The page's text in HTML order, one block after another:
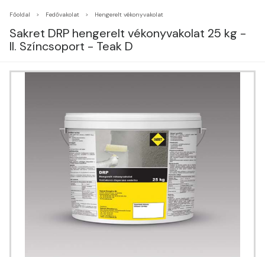
Főoldal Fedővakolat Hengerelt vékonyvakolat
Sakret DRP hengerelt vékonyvakolat 25 kg -
II. Színcsoport - Teak D